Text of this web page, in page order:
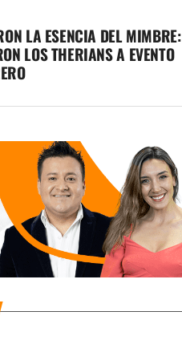
LA ESENCIA DEL MIMBRE:
LOS THERIANS A EVENTO